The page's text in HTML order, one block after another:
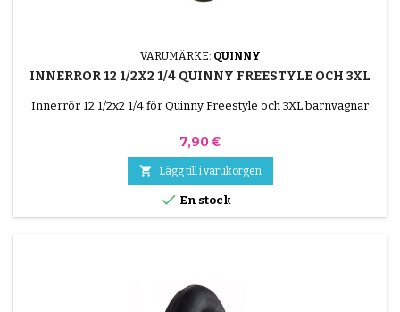
VARUMÄRKE: QUINNY
INNERRÖR 12 1/2X2 1/4 QUINNY FREESTYLE OCH 3XL
Innerrör 12 1/2x2 1/4 för Quinny Freestyle och 3XL barnvagnar
Pris
7,90 €
 Lägg till i varukorgen
 En stock